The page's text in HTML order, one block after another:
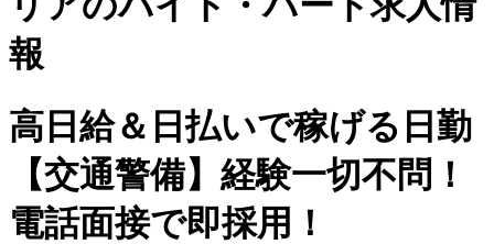
報
高日給＆日払いで稼げる日勤
【交通警備】経験一切不問！
電話面接で即採用！